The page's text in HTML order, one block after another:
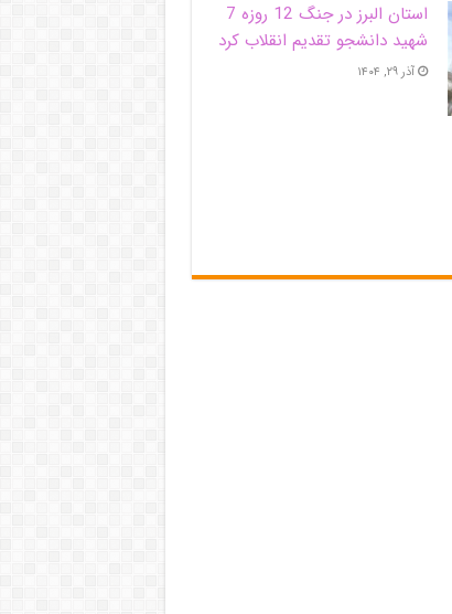
استان البرز در جنگ 12 روزه 7
شهید دانشجو تقدیم انقلاب کرد
آذر ۲۹, ۱۴۰۴